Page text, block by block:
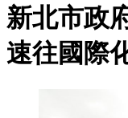
新北市政
速往國際